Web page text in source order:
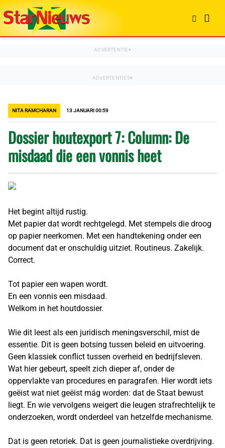
NITA RAMCHARAN 13 JANUARI 00:59
Dossier houtexport 7: Column: De
misdaad die een vonnis heet
Het begint altijd rustig.
Met papier dat wordt rechtgelegd. Met stempels die droog
op papier neerkomen. Met een handtekening onder een
document dat er onschuldig uitziet. Routineus. Zakelijk.
Correct.
Tot papier een wapen wordt.
En een vonnis een misdaad.
Welkom in het houtdossier.
Wie dit leest als een juridisch meningsverschil, mist de
essentie. Dit is geen botsing tussen beleid en uitvoering.
Geen klassiek conflict tussen overheid en bedrijfsleven.
Wat hier gebeurt, speelt zich dieper af, onder de
oppervlakte van procedures en paragrafen. Hier wordt iets
geëist wat niet geëist mág worden: dat de Staat bewust
liegt. En wie vervolgens weigert die leugen strafrechtelijk te
onderzoeken, wordt onderdeel van hetzelfde mechanisme.
Dat is geen retoriek. Dat is geen journalistieke overdrijving.